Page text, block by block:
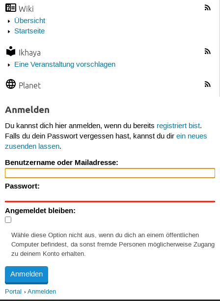
Wiki
Übersicht
Startseite
Ikhaya
Eine Veranstaltung vorschlagen
Planet
Anmelden
Du kannst dich hier anmelden, wenn du bereits registriert bist.
Falls du dein Passwort vergessen hast, kannst du dir ein neues
zusenden lassen.
Benutzername oder Mailadresse:
Passwort:
Angemeldet bleiben:
Wähle diese Option nicht aus, wenn du dich an einem öffentlichen
Computer befindest, da sonst fremde Personen möglicherweise Zugang
zu deinem Konto erhalten.
Portal Anmelden